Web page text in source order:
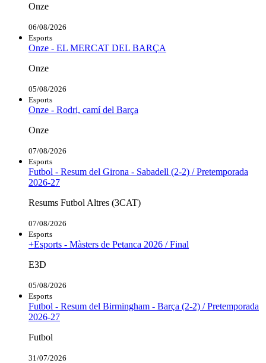
Onze
06/08/2026
Esports
Onze - EL MERCAT DEL BARÇA
Onze
05/08/2026
Esports
Onze - Rodri, camí del Barça
Onze
07/08/2026
Esports
Futbol - Resum del Girona - Sabadell (2-2) / Pretemporada
2026-27
Resums Futbol Altres (3CAT)
07/08/2026
Esports
+Esports - Màsters de Petanca 2026 / Final
E3D
05/08/2026
Esports
Futbol - Resum del Birmingham - Barça (2-2) / Pretemporada
2026-27
Futbol
31/07/2026